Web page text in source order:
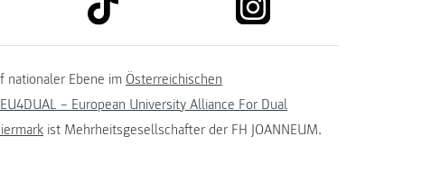
nationaler Ebene im Österreichischen
EU4DUAL – European University Alliance For Dual
ist Mehrheitsgesellschafter der FH JOANNEUM.